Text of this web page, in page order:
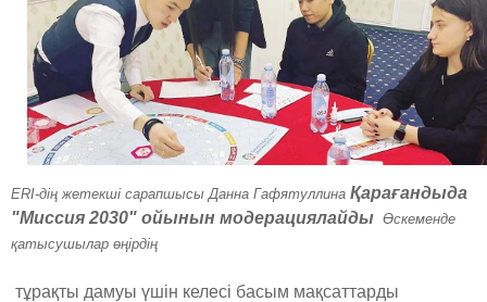
ERI-дің жетекші сарапшысы Данна Гафятуллина Қарағандыда
"Миссия 2030" ойынын модерациялайды Өскеменде
қатысушылар өңірдің
тұрақты дамуы үшін келесі басым мақсаттарды